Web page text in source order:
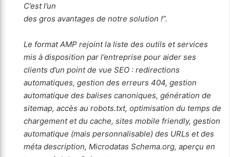
C’est l’un
des gros avantages de notre solution !”.
Le format AMP rejoint la liste des outils et services
mis à disposition par l’entreprise pour aider ses
clients d’un point de vue SEO : redirections
automatiques, gestion des erreurs 404, gestion
automatique des balises canoniques, génération de
sitemap, accès au robots.txt, optimisation du temps de
chargement et du cache, sites mobile friendly, gestion
automatique (mais personnalisable) des URLs et des
méta description, Microdatas Schema.org, aperçu en